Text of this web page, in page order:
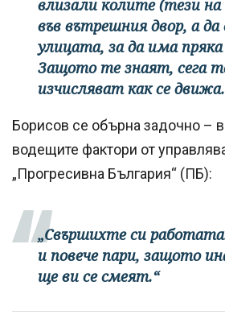
влизали колите (тези
във вътрешния двор, а
улицата, за да има
Защото те знаят, сега
изчисляват как се
Борисов се обърна задочно –
водещите фактори от
„Прогресивна България“ (ПБ):
„Свършихте си
и повече пари, защото
ще ви се смеят.“